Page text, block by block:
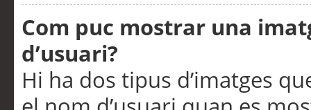
Com puc mostrar una
d’usuari?
Hi ha dos tipus d’imatges